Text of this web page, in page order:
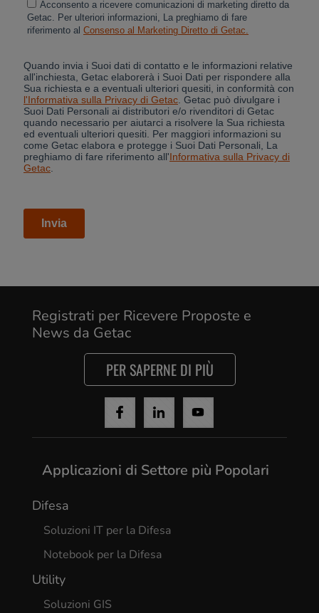
Registrati per Ricevere Proposte e
News da Getac
PER SAPERNE DI PIÙ
Applicazioni di Settore più Popolari
Difesa
Soluzioni IT per la Difesa
Notebook per la Difesa
Utility
Soluzioni GIS